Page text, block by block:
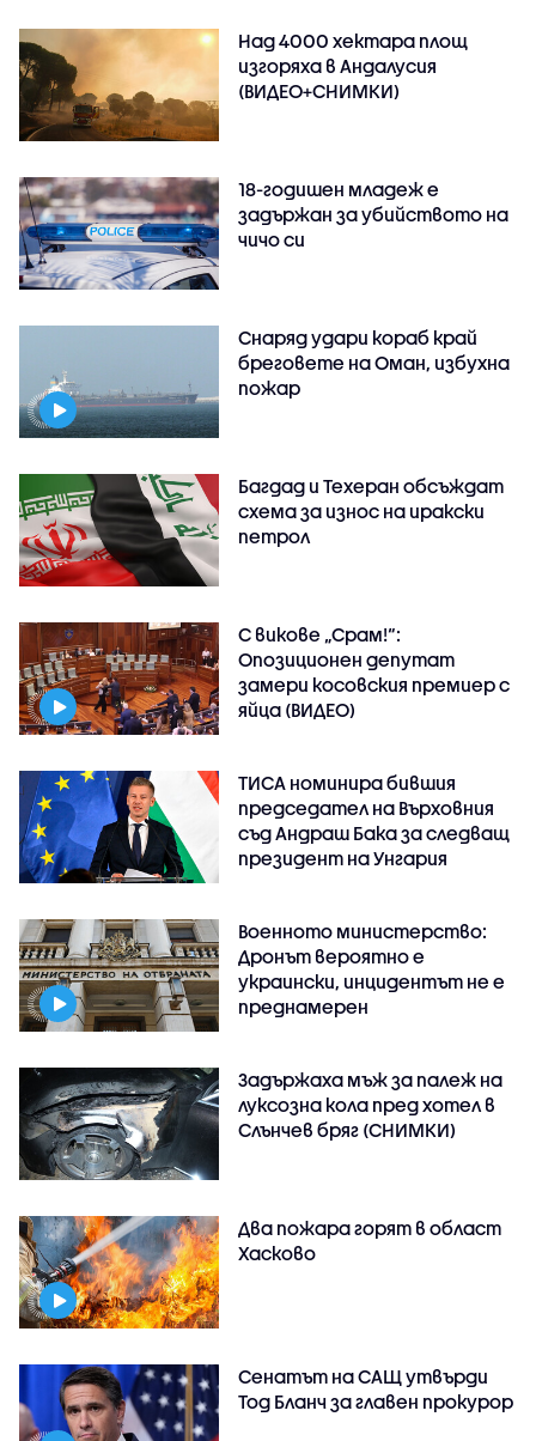
Над 4000 хектара площ
изгоряха в Андалусия
(ВИДЕО+СНИМКИ)
18-годишен младеж е
задържан за убийството на
чичо си
Снаряд удари кораб край
бреговете на Оман, избухна
пожар
Багдад и Техеран обсъждат
схема за износ на иракски
петрол
С викове „Срам!“:
Опозиционен депутат
замери косовския премиер с
яйца (ВИДЕО)
ТИСА номинира бившия
председател на Върховния
съд Андраш Бака за следващ
президент на Унгария
Военното министерство:
Дронът вероятно е
украински, инцидентът не е
преднамерен
Задържаха мъж за палеж на
луксозна кола пред хотел в
Слънчев бряг (СНИМКИ)
Два пожара горят в област
Хасково
Сенатът на САЩ утвърди
Тод Бланч за главен прокурор